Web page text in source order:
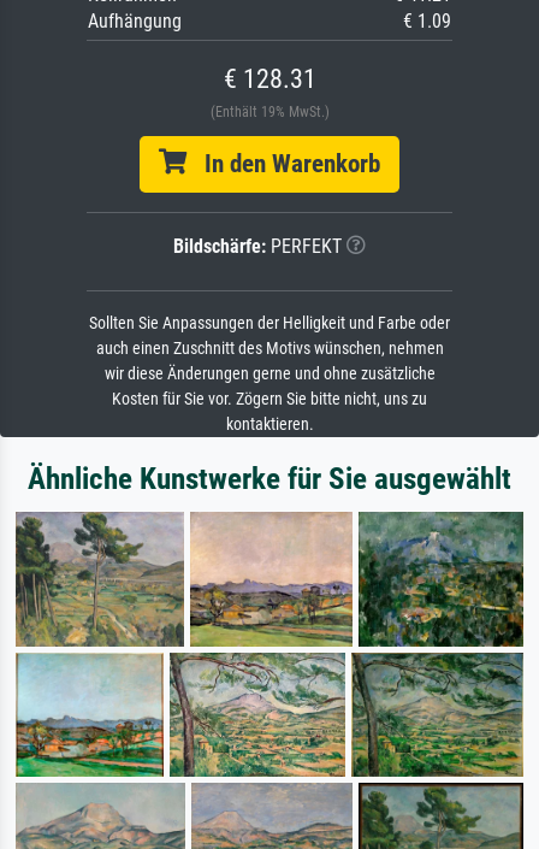
Aufhängung
€ 1.09
€ 128.31
(Enthält 19% MwSt.)
In den Warenkorb
Bildschärfe: PERFEKT
Sollten Sie Anpassungen der Helligkeit und Farbe oder
auch einen Zuschnitt des Motivs wünschen, nehmen
wir diese Änderungen gerne und ohne zusätzliche
Kosten für Sie vor. Zögern Sie bitte nicht, uns zu
kontaktieren.
Ähnliche Kunstwerke für Sie ausgewählt